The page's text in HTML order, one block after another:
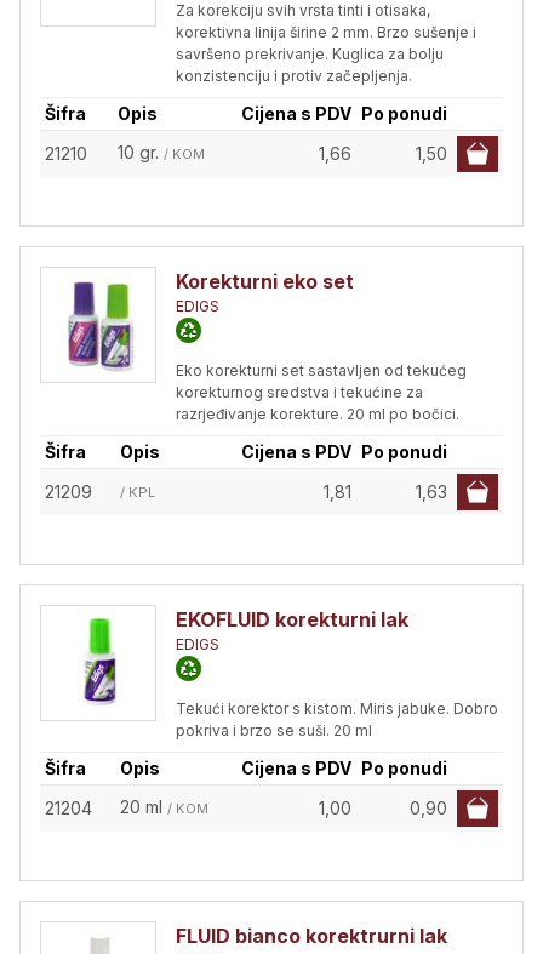
Za korekciju svih vrsta tinti i otisaka,
korektivna linija širine 2 mm. Brzo sušenje i
savršeno prekrivanje. Kuglica za bolju
konzistenciju i protiv začepljenja.
Šifra Opis Cijena s PDV Po ponudi
21210
10 gr. / KOM 1,66 1,50
Korekturni eko set
EDIGS
Eko korekturni set sastavljen od tekućeg
korekturnog sredstva i tekućine za
razrjeđivanje korekture. 20 ml po bočici.
Šifra Opis Cijena s PDV Po ponudi
21209
/ KPL 1,81 1,63
EKOFLUID korekturni lak
EDIGS
Tekući korektor s kistom. Miris jabuke. Dobro
pokriva i brzo se suši. 20 ml
Šifra Opis Cijena s PDV Po ponudi
21204
20 ml / KOM 1,00 0,90
FLUID bianco korektrurni lak